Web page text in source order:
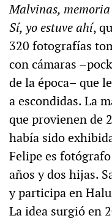
Malvinas,
Sí, yo estuve ahí,
320 fotografías
con cámaras
de la época– que
a escondidas. La
que provienen de
había sido
Felipe es
años y dos hijas.
y participa en
La idea surgió en